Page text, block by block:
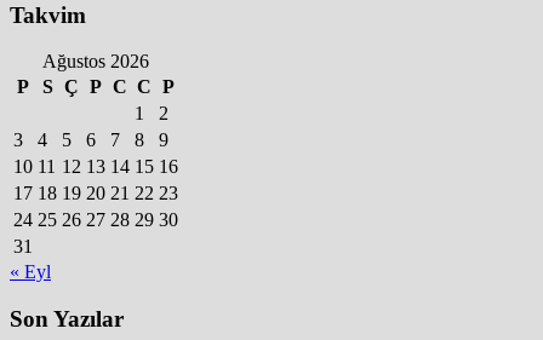
Takvim
Ağustos 2026
P
S Ç P C C P
1
2
3
4 5 6 7 8
9
10 11 12 13 14 15 16
17 18 19 20 21 22 23
24 25 26 27 28 29 30
31
« Eyl
Son Yazılar